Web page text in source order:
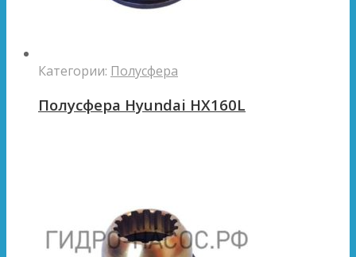
Категории: Полусфера
Полусфера Hyundai HX160L